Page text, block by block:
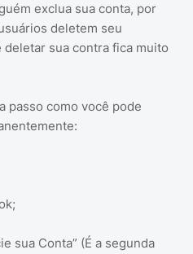
exclua sua conta, por
deletem seu
sua contra fica muito
passo como você pode
sua Conta” (É a segunda